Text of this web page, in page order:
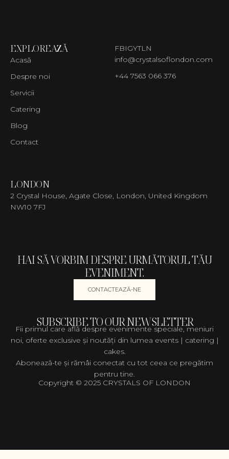
EXPLOREAZĂ
Acasă
Despre noi
Servicii
Catering
Blog
Contact
FBIGYTLN
info@crystalsoflondon.com
+44 7563 066 376
LONDON
2 Crystal House, Agate Close, London, United Kingdom
NW10 7FJ
HAI SĂ VORBIM DESPRE URMĂTORUL TĂU
EVENIMENT.
CONTACTEAZĂ-NE
SUBSCRIBE TO OUR NEWSLETTER
Fii primul care află despre evenimente speciale, meniuri
noi, oferte exclusive și noutăți din lumea events | catering |
cakes.
Abonează-te și rămâi conectat cu tot ceea ce pregătim
pentru tine.
Copyright © 2025 CRYSTALS OF LONDON